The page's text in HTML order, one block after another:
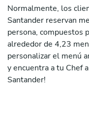
Normalmente, los
Santander reservan
persona, compuestos
alrededor de 4,23
personalizar el menú
y encuentra a tu Chef
Santander!